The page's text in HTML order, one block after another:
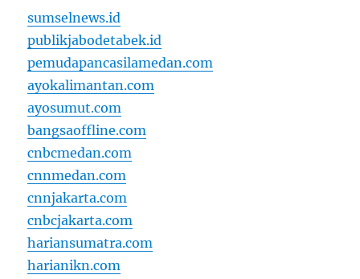
sumselnews.id
publikjabodetabek.id
pemudapancasilamedan.com
ayokalimantan.com
ayosumut.com
bangsaoffline.com
cnbcmedan.com
cnnmedan.com
cnnjakarta.com
cnbcjakarta.com
hariansumatra.com
harianikn.com